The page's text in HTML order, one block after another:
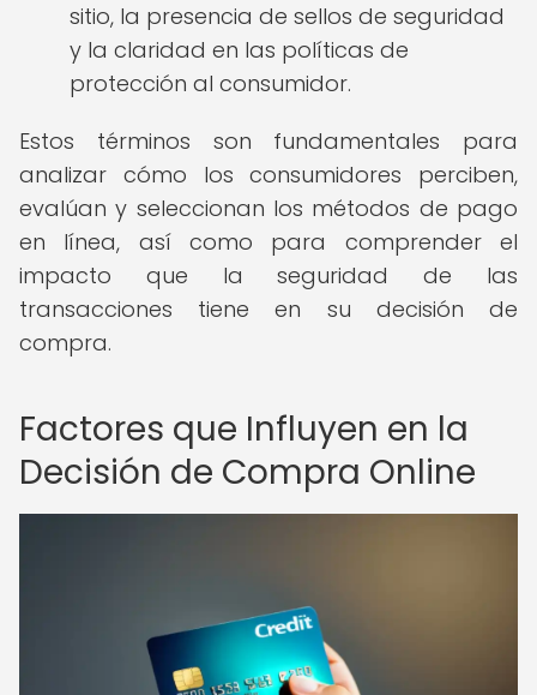
sitio, la presencia de sellos de seguridad
y la claridad en las políticas de
protección al consumidor.
Estos términos son fundamentales para
analizar cómo los consumidores perciben,
evalúan y seleccionan los métodos de pago
en línea, así como para comprender el
impacto que la seguridad de las
transacciones tiene en su decisión de
compra.
Factores que Influyen en la
Decisión de Compra Online